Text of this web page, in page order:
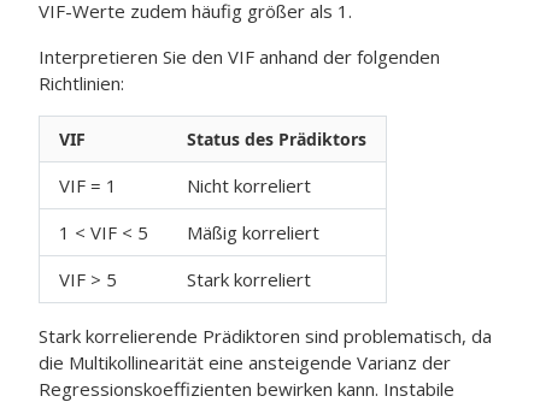
VIF-Werte zudem häufig größer als 1.
Interpretieren Sie den VIF anhand der folgenden
Richtlinien:
VIF Status des Prädiktors
VIF = 1
Nicht korreliert
1 < VIF < 5
Mäßig korreliert
VIF > 5
Stark korreliert
Stark korrelierende Prädiktoren sind problematisch, da
die Multikollinearität eine ansteigende Varianz der
Regressionskoeffizienten bewirken kann. Instabile